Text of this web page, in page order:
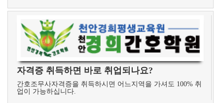
자격증 취득하면 바로 취업되나요?
간호조무사자격증을 취득하시면 어느지역을 가셔도 100% 취
업이 가능하십니다.